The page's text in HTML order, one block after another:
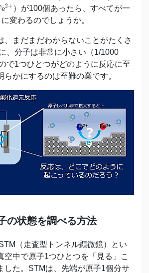
2+
2 +
）が100個あったら、すべてが一
に変わるのでしょうか。
、まだまだわからないことがたくさ
、分子は非常に小さい（1/1000
で1つひとつがどのように反応に至
らかにするのは至難の業です。
の状態を調べる方法
（走査型トンネル顕微鏡）とい
空中で原子1つひとつを「見る」こ
した。STMは、先端が原子1個分サ